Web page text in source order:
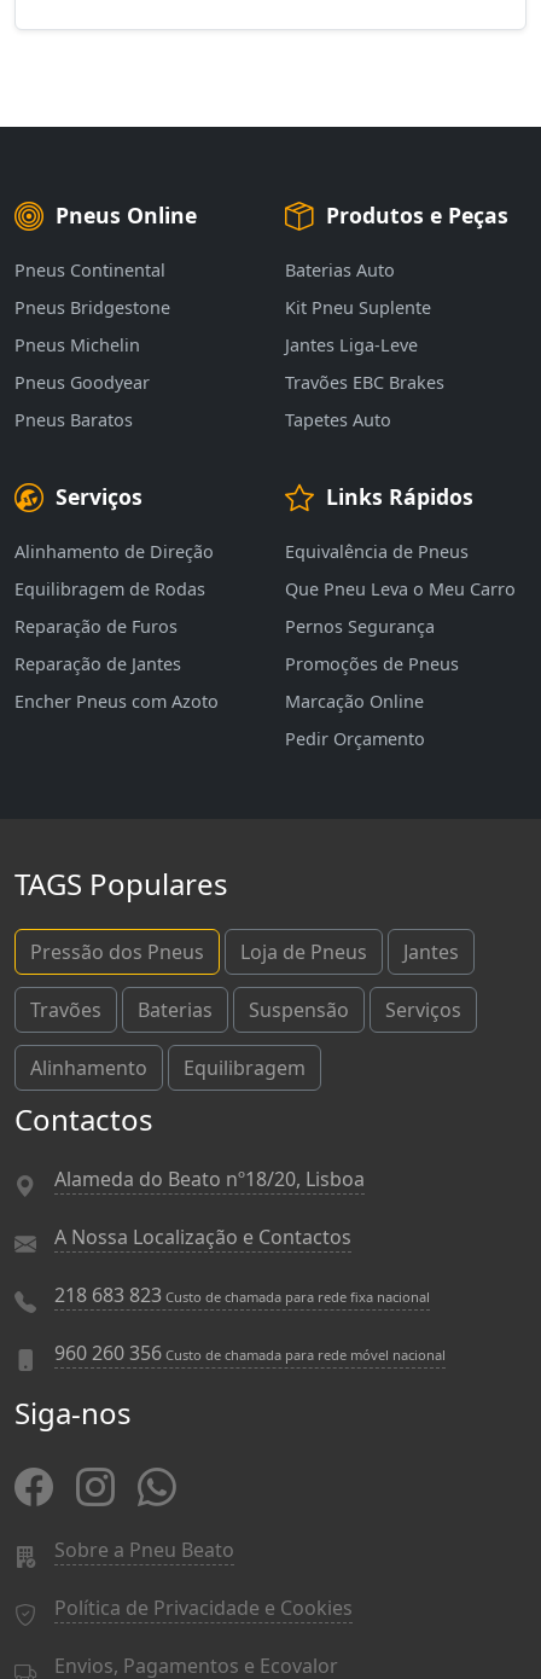
Pneus Online
Pneus Continental
Pneus Bridgestone
Pneus Michelin
Pneus Goodyear
Pneus Baratos
Produtos e Peças
Baterias Auto
Kit Pneu Suplente
Jantes Liga-Leve
Travões EBC Brakes
Tapetes Auto
Serviços
Alinhamento de Direção
Equilibragem de Rodas
Reparação de Furos
Reparação de Jantes
Encher Pneus com Azoto
Links Rápidos
Equivalência de Pneus
Que Pneu Leva o Meu Carro
Pernos Segurança
Promoções de Pneus
Marcação Online
Pedir Orçamento
TAGS Populares
Pressão dos Pneus Loja de Pneus Jantes
Travões Baterias Suspensão Serviços
Alinhamento Equilibragem
Contactos
Alameda do Beato nº18/20, Lisboa
A Nossa Localização e Contactos
218 683 823 Custo de chamada para rede fixa nacional
960 260 356 Custo de chamada para rede móvel nacional
Siga-nos
Sobre a Pneu Beato
Política de Privacidade e Cookies
Envios, Pagamentos e Ecovalor